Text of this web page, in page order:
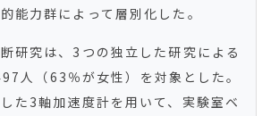
能力群によって層別化した。
研究は、3つの独立した研究による
人（63％が女性）を対象とした。
た3軸加速度計を用いて、実験室ベ